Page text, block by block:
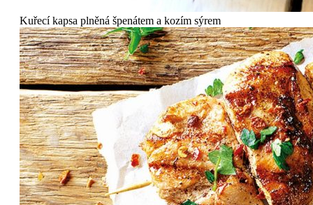
Kuřecí kapsa plněná špenátem a kozím sýrem